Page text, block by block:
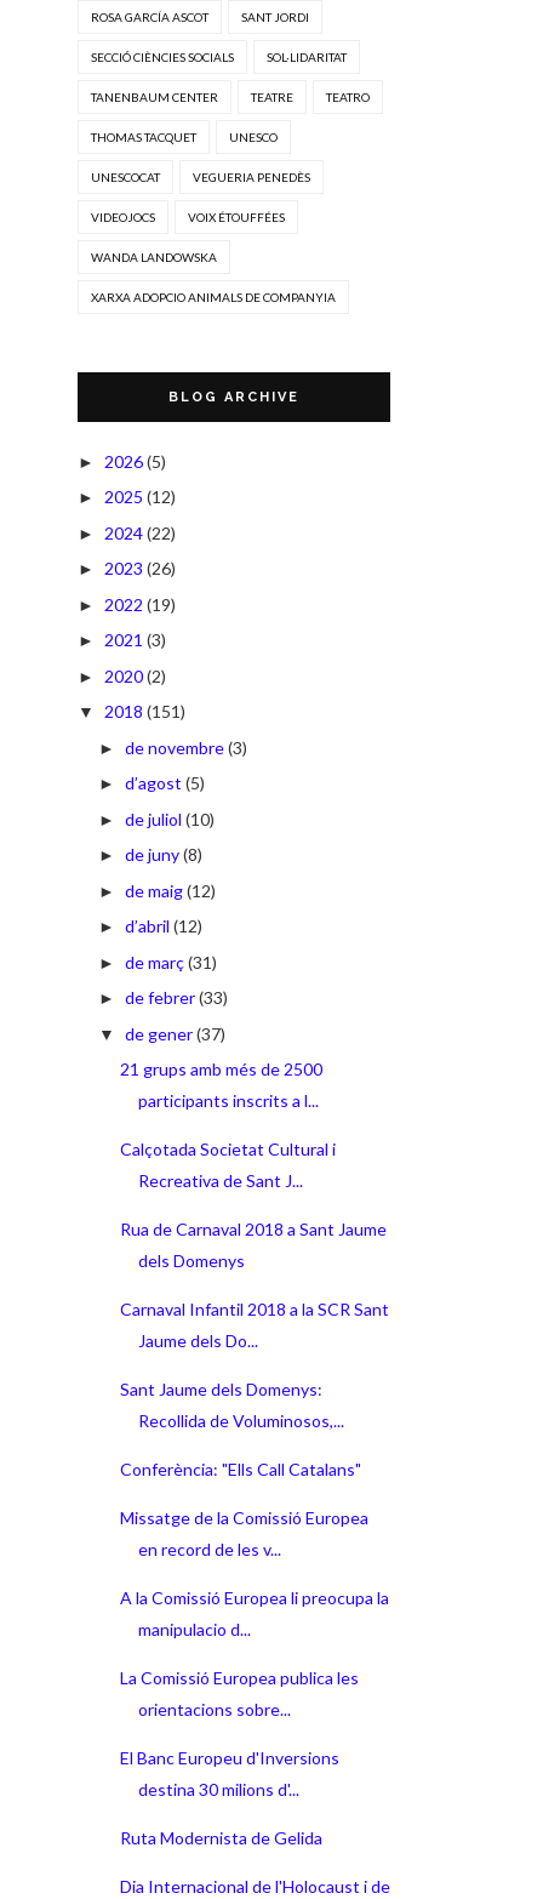
ROSA GARCÍA ASCOT SANT JORDI
SECCIÓ CIÈNCIES SOCIALS SOL·LIDARITAT
TANENBAUM CENTER TEATRE TEATRO
THOMAS TACQUET UNESCO
UNESCOCAT VEGUERIA PENEDÈS
VIDEOJOCS VOIX ÉTOUFFÉES
WANDA LANDOWSKA
XARXA ADOPCIO ANIMALS DE COMPANYIA
BLOG ARCHIVE
► 2026(5)
► 2025 (12)
► 2024(22)
► 2023 (26)
► 2022 (19)
► 2021 (3)
► 2020(2)
▼ 2018 (151)
► de novembre(3)
► d’agost (5)
► de juliol (10)
► de juny(8)
► de maig(12)
► d’abril (12)
► de març(31)
► de febrer(33)
▼ de gener(37)
21 grups amb més de 2500
participants inscrits a l...
Calçotada Societat Cultural i
Recreativa de Sant J...
Rua de Carnaval 2018 a Sant Jaume
dels Domenys
Carnaval Infantil 2018 a la SCR Sant
Jaume dels Do...
Sant Jaume dels Domenys:
Recollida de Voluminosos,...
Conferència: "Ells Call Catalans"
Missatge de la Comissió Europea
en record de les v...
A la Comissió Europea li preocupa la
manipulacio d...
La Comissió Europea publica les
orientacions sobre...
El Banc Europeu d'Inversions
destina 30 milions d'...
Ruta Modernista de Gelida
Dia Internacional de l'Holocaust i de